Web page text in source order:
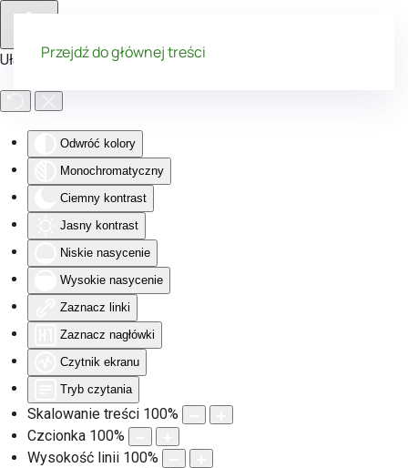
Ułatwienia dostępu
Odwróć kolory
Monochromatyczny
Ciemny kontrast
Jasny kontrast
Niskie nasycenie
Wysokie nasycenie
Zaznacz linki
Zaznacz nagłówki
Czytnik ekranu
Tryb czytania
Skalowanie treści 100%
Czcionka 100%
Wysokość linii 100%
Przejdź do głównej treści